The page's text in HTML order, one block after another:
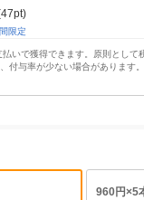
限定
いで獲得できます。原則として
付与率が少ない場合があります
960円×5